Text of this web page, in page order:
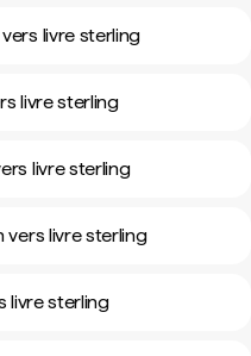
livre sterling
livre sterling
livre sterling
vers livre sterling
livre sterling